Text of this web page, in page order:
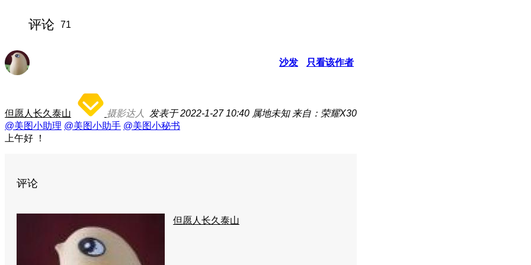
评论 71
沙发 只看该作者
但愿人长久泰山 摄影达人 发表于 2022-1-27 10:40 属地未知 来自：荣耀X30
@美图小助理 @美图小助手 @美图小秘书
上午好 ！
评论
但愿人长久泰山